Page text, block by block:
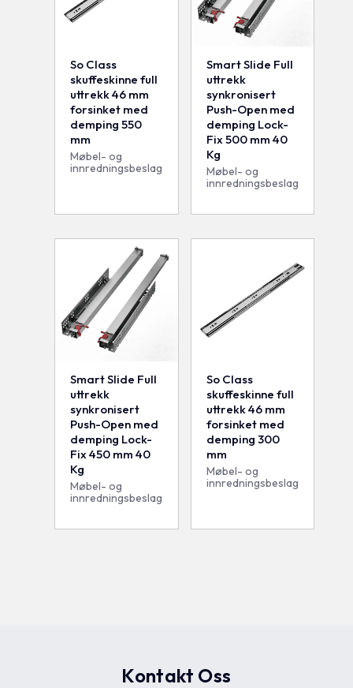
So Class
skuffeskinne full
uttrekk 46 mm
forsinket med
demping 550
mm
Møbel- og
innredningsbeslag
Smart Slide Full
uttrekk
synkronisert
Push-Open med
demping Lock-
Fix 500 mm 40
Kg
Møbel- og
innredningsbeslag
Smart Slide Full
uttrekk
synkronisert
Push-Open med
demping Lock-
Fix 450 mm 40
Kg
Møbel- og
innredningsbeslag
So Class
skuffeskinne full
uttrekk 46 mm
forsinket med
demping 300
mm
Møbel- og
innredningsbeslag
Kontakt Oss